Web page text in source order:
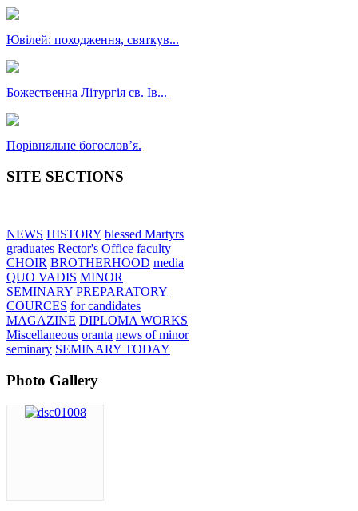
Ювілей: походження, святкув...
Божественна Літургія св. Ів...
Порівняльне богословʼя.
SITE SECTIONS
NEWS HISTORY blessed Martyrs
graduates Rector's Office faculty
CHOIR BROTHERHOOD media
QUO VADIS MINOR
SEMINARY PREPARATORY
COURCES for candidates
MAGAZINE DIPLOMA WORKS
Miscellaneous oranta news of minor
seminary SEMINARY TODAY
Photo Gallery